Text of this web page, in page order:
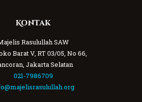
Kontak
Rasulullah SAW
Barat V, RT 03/05, No 66,
Jakarta Selatan
021-7986709